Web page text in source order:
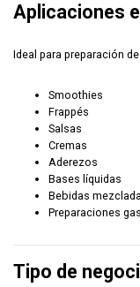
Aplicaciones
Ideal para preparación
Smoothies
Frappés
Salsas
Cremas
Aderezos
Bases líquidas
Bebidas
Preparaciones
Tipo de